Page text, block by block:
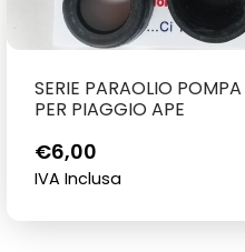
SERIE PARAOLIO
PER PIAGGIO APE
€6,00
IVA Inclusa